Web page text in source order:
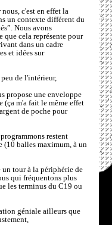
c'est en effet la
un contexte différent du
Nous avons
que cela représente pour
dans un cadre
et idées sur
de l'intérieur,
propose une enveloppe
(ça m'a fait le même effet
de poche pour
restent
balles maximum, à un
un tour à la périphérie de
qui fréquentons plus
les terminus du C19 ou
géniale ailleurs que